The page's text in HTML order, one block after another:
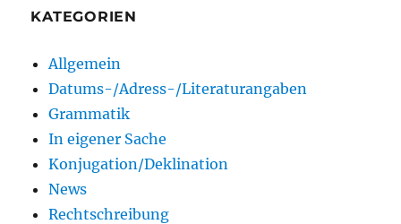
KATEGORIEN
Allgemein
Datums-/Adress-/Literaturangaben
Grammatik
In eigener Sache
Konjugation/Deklination
News
Rechtschreibung